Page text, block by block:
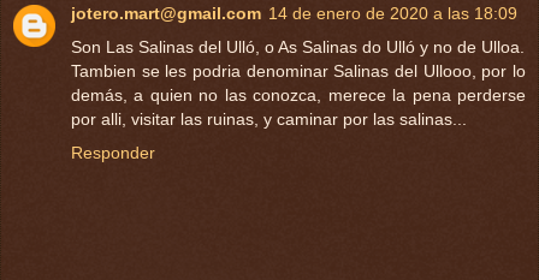
jotero.mart@gmail.com 14 de enero de 2020 a las 18:09
Son Las Salinas del Ulló, o As Salinas do Ulló y no de Ulloa.
Tambien se les podria denominar Salinas del Ullooo, por lo
demás, a quien no las conozca, merece la pena perderse
por alli, visitar las ruinas, y caminar por las salinas...
Responder